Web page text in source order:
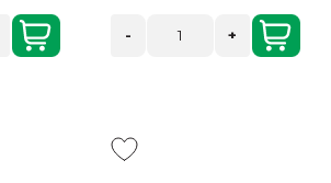
- +